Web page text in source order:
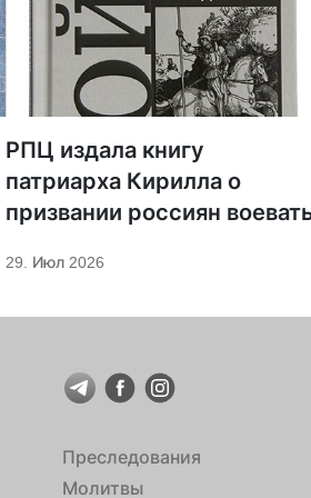
РПЦ издала книгу
патриарха Кирилла о
призвании россиян
29. Июл 2026
Преследования
Молитвы